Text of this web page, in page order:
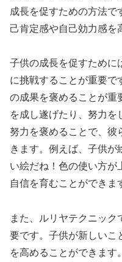
成長を促すための方法で
己肯定感や自己効力感を
子供の成長を促すために
に挑戦することが重要で
の成果を褒めることが重
を成し遂げたり、努力を
努力を褒めることで、彼
きます。例えば、子供が
い絵だね！色の使い方が
自信を育むことができま
また、ルリヤテクニッ
要です。子供が新しいこ
を高めることができます